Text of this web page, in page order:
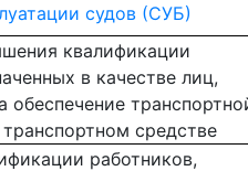
судов (СУБ)
квалификации
в качестве лиц,
обеспечение
средстве
работников,